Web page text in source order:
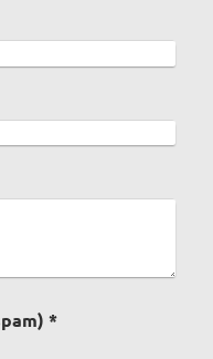
Captcha (codice protezione spam) *